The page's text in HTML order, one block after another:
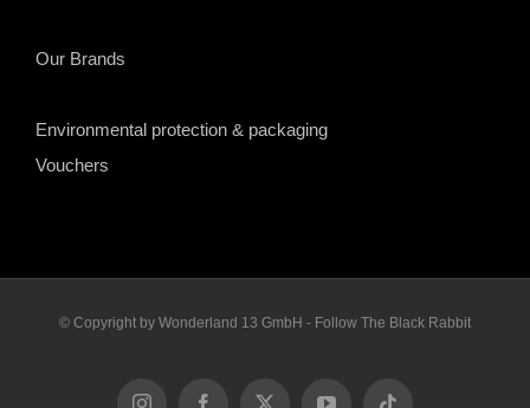
Our Brands
Environmental protection & packaging
Vouchers
© Copyright by Wonderland 13 GmbH - Follow The Black Rabbit